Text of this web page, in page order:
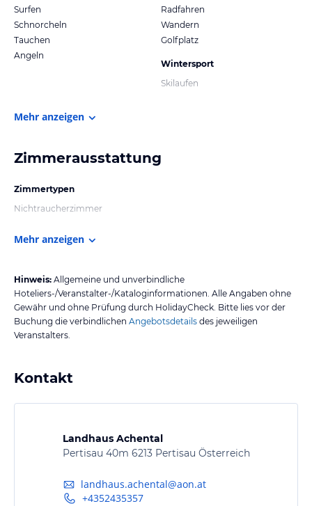
Surfen
Schnorcheln
Tauchen
Angeln
Radfahren
Wandern
Golfplatz
Wintersport
Skilaufen
Mehr anzeigen
Zimmerausstattung
Zimmertypen
Nichtraucherzimmer
Mehr anzeigen
Hinweis: Allgemeine und unverbindliche
Hoteliers-/Veranstalter-/Kataloginformationen. Alle Angaben ohne
Gewähr und ohne Prüfung durch HolidayCheck. Bitte lies vor der
Buchung die verbindlichen Angebotsdetails des jeweiligen
Veranstalters.
Kontakt
Landhaus Achental
Pertisau 40m 6213 Pertisau Österreich
landhaus.achental@aon.at
+4352435357